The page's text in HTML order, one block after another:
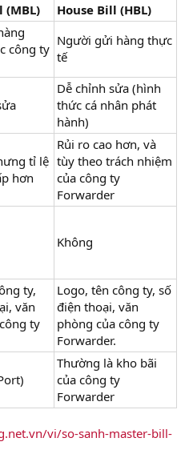
(MBL)
House Bill (HBL)
công ty
Người gửi hàng thực
tế
Dễ chỉnh sửa (hình
thức cá nhân phát
hành)
tỉ lệ
hơn
Rủi ro cao hơn, và
tùy theo trách nhiệm
của công ty
Forwarder
Không
ty,
văn
ty
Logo, tên công ty, số
điện thoại, văn
phòng của công ty
Forwarder.
Thường là kho bãi
của công ty
Forwarder
vi/so-sanh-master-bill-